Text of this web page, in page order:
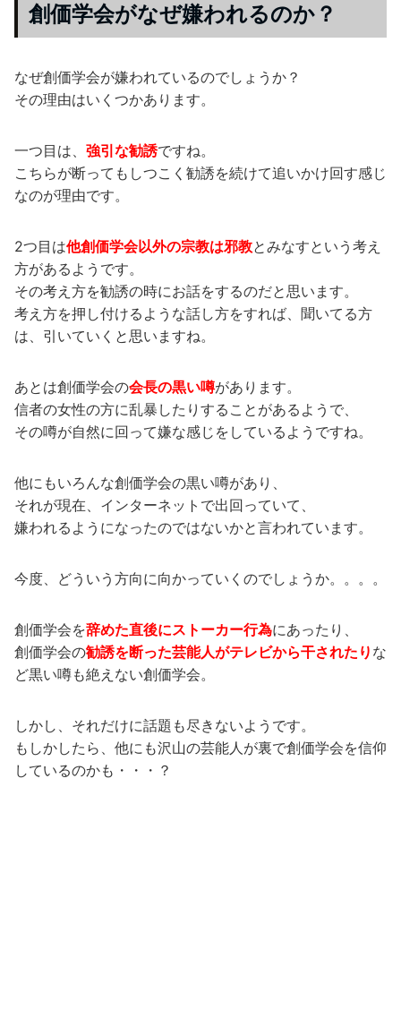
創価学会がなぜ嫌われるのか？
なぜ創価学会が嫌われているのでしょうか？
その理由はいくつかあります。
一つ目は、 強引な勧誘ですね。
こちらが断ってもしつこく勧誘を続けて追いかけ回す感じ
なのが理由です。
2つ目は他創価学会以外の宗教は邪教とみなすという考え
方があるようです。
その考え方を勧誘の時にお話をするのだと思います。
考え方を押し付けるような話し方をすれば、聞いてる方
は、引いていくと思いますね。
あとは創価学会の会長の黒い噂があります。
信者の女性の方に乱暴したりすることがあるようで、
その噂が自然に回って嫌な感じをしているようですね。
他にもいろんな創価学会の黒い噂があり、
それが現在、インターネットで出回っていて、
嫌われるようになったのではないかと言われています。
今度、どういう方向に向かっていくのでしょうか。。。。
創価学会を辞めた直後にストーカー行為にあったり、
創価学会の勧誘を断った芸能人がテレビから干されたり な
ど黒い噂も絶えない創価学会。
しかし、それだけに話題も尽きないようです。
もしかしたら、他にも沢山の芸能人が裏で創価学会を信仰
しているのかも・・・？